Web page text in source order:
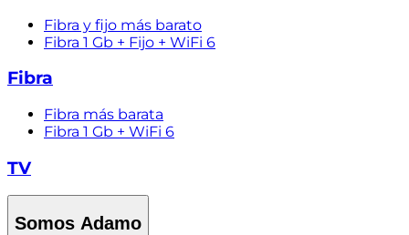
Fibra y fijo más barato
Fibra 1 Gb + Fijo + WiFi 6
Fibra
Fibra más barata
Fibra 1 Gb + WiFi 6
TV
Somos Adamo